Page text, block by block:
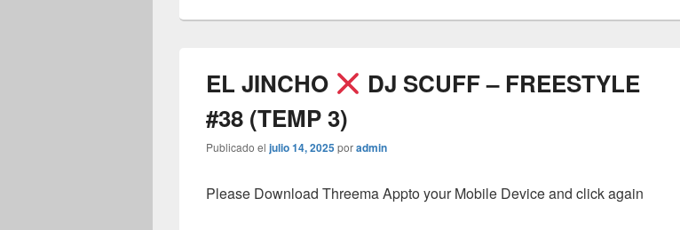
EL JINCHO
DJ SCUFF – FREESTYLE
#38 (TEMP 3)
Publicado el julio 14, 2025poradmin
Please Download Threema Appto your Mobile Device and click again